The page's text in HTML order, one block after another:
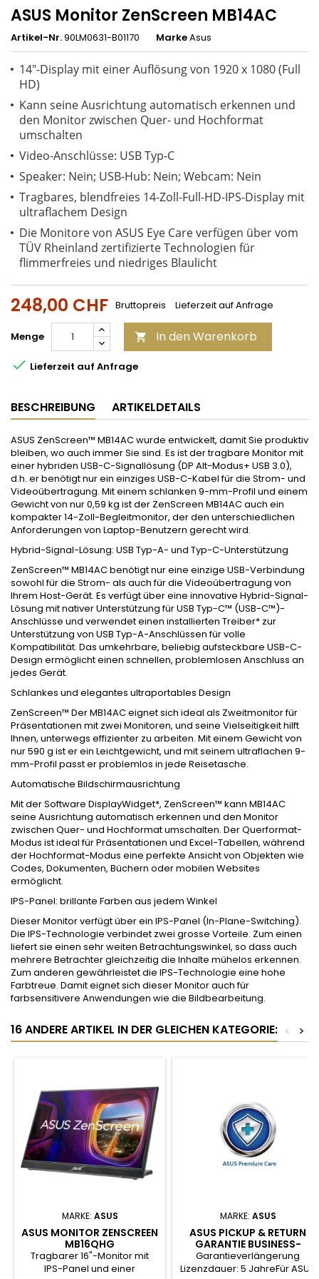
ASUS Monitor ZenScreen MB14AC
Artikel-Nr.90LM0631-B01170 MarkeAsus
14"-Display mit einer Auflösung von 1920 x 1080 (Full
HD)
Kann seine Ausrichtung automatisch erkennen und
den Monitor zwischen Quer- und Hochformat
umschalten
Video-Anschlüsse: USB Typ-C
Speaker: Nein; USB-Hub: Nein; Webcam: Nein
Tragbares, blendfreies 14-Zoll-Full-HD-IPS-Display mit
ultraflachem Design
Die Monitore von ASUS Eye Care verfügen über vom
TÜV Rheinland zertifizierte Technologien für
flimmerfreies und niedriges Blaulicht
248,00 CHF Bruttopreis Lieferzeit auf Anfrage
Menge  In den Warenkorb
 Lieferzeit auf Anfrage
BESCHREIBUNG ARTIKELDETAILS
ASUS ZenScreen™ MB14AC wurde entwickelt, damit Sie produktiv
bleiben, wo auch immer Sie sind. Es ist der tragbare Monitor mit
einer hybriden USB-C-Signallösung (DP Alt-Modus+ USB 3.0),
d.h. er benötigt nur ein einziges USB-C-Kabel für die Strom- und
Videoübertragung. Mit einem schlanken 9-mm-Profil und einem
Gewicht von nur 0,59 kg ist der ZenScreen MB14AC auch ein
kompakter 14-Zoll-Begleitmonitor, der den unterschiedlichen
Anforderungen von Laptop-Benutzern gerecht wird.
Hybrid-Signal-Lösung: USB Typ-A- und Typ-C-Unterstützung
ZenScreen™ MB14AC benötigt nur eine einzige USB-Verbindung
sowohl für die Strom- als auch für die Videoübertragung von
Ihrem Host-Gerät. Es verfügt über eine innovative Hybrid-Signal-
Lösung mit nativer Unterstützung für USB Typ-C™ (USB-C™)-
Anschlüsse und verwendet einen installierten Treiber* zur
Unterstützung von USB Typ-A-Anschlüssen für volle
Kompatibilität. Das umkehrbare, beliebig aufsteckbare USB-C-
Design ermöglicht einen schnellen, problemlosen Anschluss an
jedes Gerät.
Schlankes und elegantes ultraportables Design
ZenScreen™ Der MB14AC eignet sich ideal als Zweitmonitor für
Präsentationen mit zwei Monitoren, und seine Vielseitigkeit hilft
Ihnen, unterwegs effizienter zu arbeiten. Mit einem Gewicht von
nur 590 g ist er ein Leichtgewicht, und mit seinem ultraflachen 9-
mm-Profil passt er problemlos in jede Reisetasche.
Automatische Bildschirmausrichtung
Mit der Software DisplayWidget*, ZenScreen™ kann MB14AC
seine Ausrichtung automatisch erkennen und den Monitor
zwischen Quer- und Hochformat umschalten. Der Querformat-
Modus ist ideal für Präsentationen und Excel-Tabellen, während
der Hochformat-Modus eine perfekte Ansicht von Objekten wie
Codes, Dokumenten, Büchern oder mobilen Websites
ermöglicht.
IPS-Panel: brillante Farben aus jedem Winkel
Dieser Monitor verfügt über ein IPS-Panel (In-Plane-Switching).
Die IPS-Technologie verbindet zwei grosse Vorteile. Zum einen
liefert sie einen sehr weiten Betrachtungswinkel, so dass auch
mehrere Betrachter gleichzeitig die Inhalte mühelos erkennen.
Zum anderen gewährleistet die IPS-Technologie eine hohe
Farbtreue. Damit eignet sich dieser Monitor auch für
farbsensitivere Anwendungen wie die Bildbearbeitung.
16 ANDERE ARTIKEL IN DER GLEICHEN KATEGORIE: >
<
MARKE: ASUS
ASUS MONITOR ZENSCREEN
MB16QHG
Tragbarer 16"-Monitor mit
IPS-Panel und einer
MARKE: ASUS
ASUS PICKUP & RETURN
GARANTIE BUSINESS-
LAPTOPS 5 JAHRE
Garantieverlängerung
Lizenzdauer: 5 JahreFür ASUS